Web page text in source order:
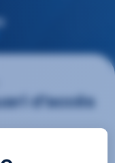
d'accés